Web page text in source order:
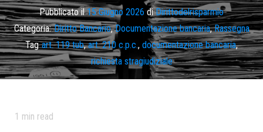
Pubblicato il15 Giugno 2026diDirittodelrisparmio
Categoria: Diritto Bancario,Documentazione bancaria,Rassegna
Tag art. 119 tub,art. 210 c.p.c., documentazione bancaria,
richiesta stragiudiziale
1 min read